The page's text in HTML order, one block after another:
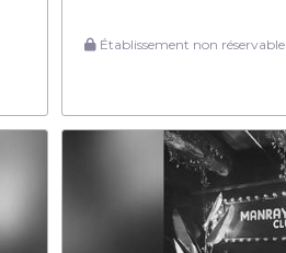
Établissement non réservable